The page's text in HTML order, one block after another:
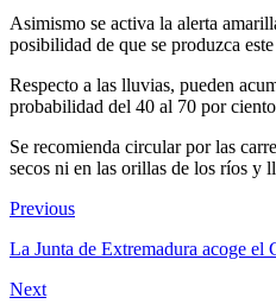
Asimismo se activa la alerta
posibilidad de que se produzca
Respecto a las lluvias, pueden
probabilidad del 40 al 70 por
Se recomienda circular por las
secos ni en las orillas de los ríos y
Previous
La Junta de Extremadura acoge
Next